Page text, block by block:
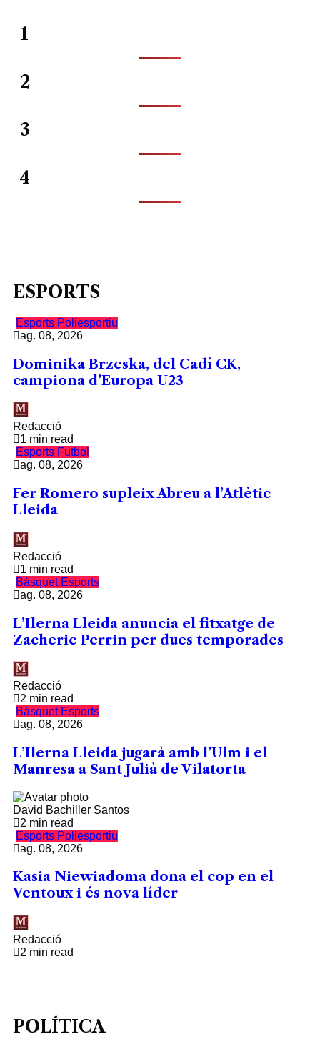
1
2
3
4
ESPORTS
Esports Poliesportiu
ag. 08, 2026
Dominika Brzeska, del Cadí CK,
campiona d’Europa U23
Redacció
1 min read
Esports Futbol
ag. 08, 2026
Fer Romero supleix Abreu a l’Atlètic
Lleida
Redacció
1 min read
Bàsquet Esports
ag. 08, 2026
L’Ilerna Lleida anuncia el fitxatge de
Zacherie Perrin per dues temporades
Redacció
2 min read
Bàsquet Esports
ag. 08, 2026
L’Ilerna Lleida jugarà amb l’Ulm i el
Manresa a Sant Julià de Vilatorta
David Bachiller Santos
2 min read
Esports Poliesportiu
ag. 08, 2026
Kasia Niewiadoma dona el cop en el
Ventoux i és nova líder
Redacció
2 min read
POLÍTICA